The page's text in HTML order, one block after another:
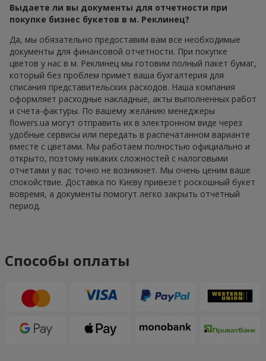
раздела VIP-композицииили популярные варианты из
продаж.
Что учитывать при выборе
корпоративного букета в г.
Реклинец?
Корпоративная флористика имеет свои особенности. Во-
первых, важно понимать, кому именно предназначен
бизнес-букет:
деловому партнёру;
мужчине;
женщине.
Во-вторых, учитывайте повод — например,
подходят для бизнес-букетов?
Бизнес-букет — это всегда про классику и утончённость.
Чаще всего используютрозы орхидеи , каллы,